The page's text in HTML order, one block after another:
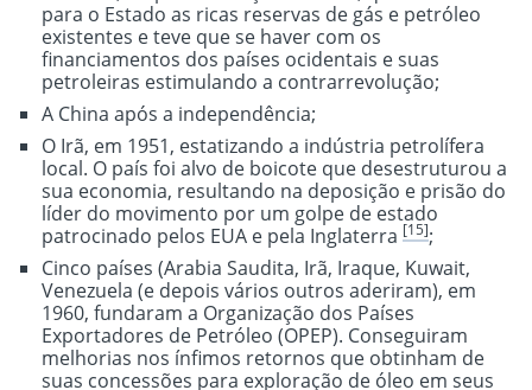
para o Estado as ricas reservas de gás e petróleo
existentes e teve que se haver com os
financiamentos dos países ocidentais e suas
petroleiras estimulando a contrarrevolução;
A China após a independência;
O Irã, em 1951, estatizando a indústria petrolífera
local. O país foi alvo de boicote que desestruturou a
sua economia, resultando na deposição e prisão do
líder do movimento por um golpe de estado
patrocinado pelos EUA e pela Inglaterra [15];
Cinco países (Arabia Saudita, Irã, Iraque, Kuwait,
Venezuela (e depois vários outros aderiram), em
1960, fundaram a Organização dos Países
Exportadores de Petróleo (OPEP). Conseguiram
melhorias nos ínfimos retornos que obtinham de
suas concessões para exploração de óleo em seus